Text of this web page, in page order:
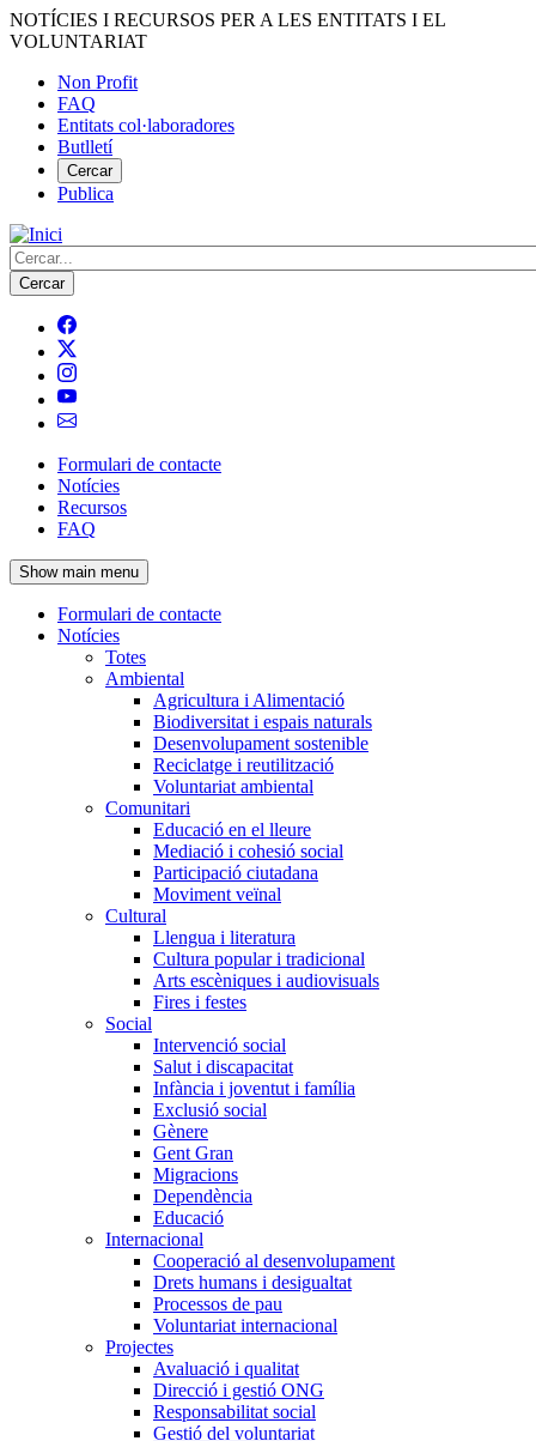
Vés
al
NOTÍCIES I RECURSOS PER A LES ENTITATS I EL
VOLUNTARIAT
Menú
del
compte
d'usuari
Non Profit
FAQ
Entitats col·laboradores
Butlletí
Cercar
Publica
Cerca
Navegació
principal
de
l'encapçalament
Formulari de contacte
Notícies
Recursos
FAQ
Show main menu
Navegació
principal
Formulari de contacte
Notícies
Totes
Ambiental
Agricultura i Alimentació
Biodiversitat i espais naturals
Desenvolupament sostenible
Reciclatge i reutilització
Voluntariat ambiental
Comunitari
Educació en el lleure
Mediació i cohesió social
Participació ciutadana
Moviment veïnal
Cultural
Llengua i literatura
Cultura popular i tradicional
Arts escèniques i audiovisuals
Fires i festes
Social
Intervenció social
Salut i discapacitat
Infància i joventut i família
Exclusió social
Gènere
Gent Gran
Migracions
Dependència
Educació
Internacional
Cooperació al desenvolupament
Drets humans i desigualtat
Processos de pau
Voluntariat internacional
Projectes
Avaluació i qualitat
Direcció i gestió ONG
Responsabilitat social
Gestió del voluntariat